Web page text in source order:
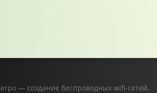
— создание беспроводных wifi-сетей.